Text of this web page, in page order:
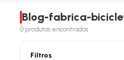
Blog-fabrica-
0 produtos encontrados
Filtros